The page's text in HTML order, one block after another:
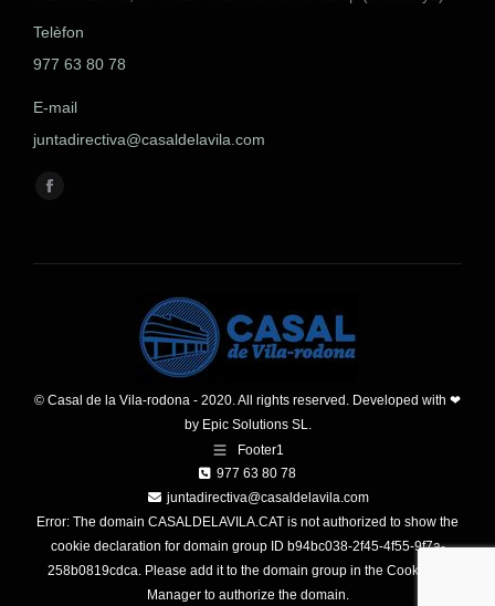
Telèfon
977 63 80 78
E-mail
juntadirectiva@casaldelavila.com
Encuéntranos en:
© Casal de la Vila-rodona - 2020. All rights reserved. Developed with ❤
by Epic Solutions SL.
Footer1
977 63 80 78
juntadirectiva@casaldelavila.com
Error: The domain CASALDELAVILA.CAT is not authorized to show the
cookie declaration for domain group ID b94bc038-2f45-4f55-9f7a-
258b0819cdca. Please add it to the domain group in the Cookiebot
Manager to authorize the domain.